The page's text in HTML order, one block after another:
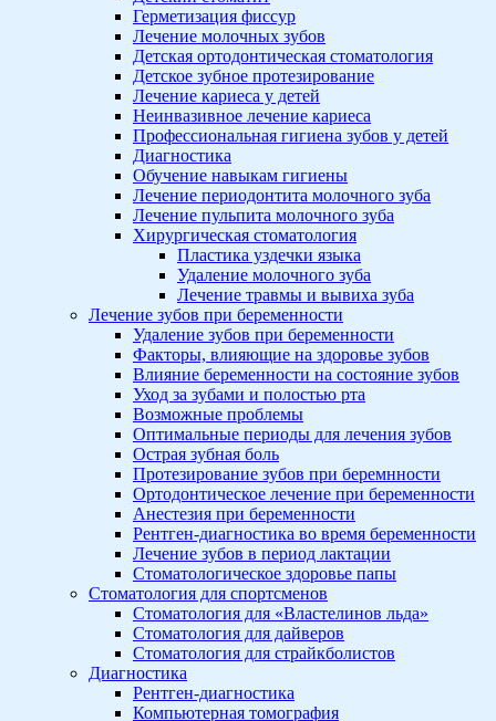
Герметизация фиссур
Лечение молочных зубов
Детская ортодонтическая стоматология
Детское зубное протезирование
Лечение кариеса у детей
Неинвазивное лечение кариеса
Профессиональная гигиена зубов у детей
Диагностика
Обучение навыкам гигиены
Лечение периодонтита молочного зуба
Лечение пульпита молочного зуба
Хирургическая стоматология
Пластика уздечки языка
Удаление молочного зуба
Лечение травмы и вывиха зуба
Лечение зубов при беременности
Удаление зубов при беременности
Факторы, влияющие на здоровье зубов
Влияние беременности на состояние зубов
Уход за зубами и полостью рта
Возможные проблемы
Оптимальные периоды для лечения зубов
Острая зубная боль
Протезирование зубов при беремнности
Ортодонтическое лечение при беременности
Анестезия при беременности
Рентген-диагностика во время беременности
Лечение зубов в период лактации
Стоматологическое здоровье папы
Стоматология для спортсменов
Стоматология для «Властелинов льда»
Стоматология для дайверов
Стоматология для страйкболистов
Диагностика
Рентген-диагностика
Компьютерная томография